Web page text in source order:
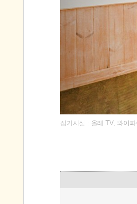
집기시설 : 올레 TV, 와이